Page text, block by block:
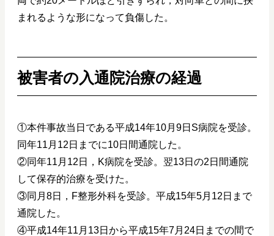
まれるような形になって負傷した。
被害者の入通院治療の経過
①本件事故当日である平成14年10月9日S病院を受診。
同年11月12日までに10日間通院した。
②同年11月12日，K病院を受診。翌13日の2日間通院
して保存的治療を受けた。
③同月8日，F整形外科を受診。平成15年5月12日まで
通院した。
④平成14年11月13日から平成15年7月24日までの間で